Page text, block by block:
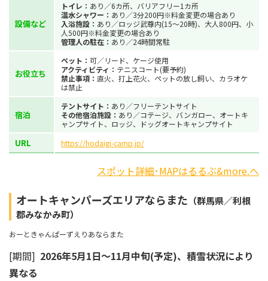
設備など
トイレ： あり／6カ所、バリアフリー1カ所
温水シャワー： あり／3分200円※料金変更の場合あり
入浴施設： あり／ロッジ武尊内(15～20時)、大人800円、小
人500円※料金変更の場合あり
管理人の駐在： あり／24時間常駐
お役立ち
ペット： 可／リード、ケージ使用
アクティビティ： テニスコート(要予約)
禁止事項： 直火、打上花火、ペットの放し飼い、カラオケ
は禁止
宿泊
テントサイト： あり／フリーテントサイト
その他宿泊施設： あり／コテージ、バンガロー、オートキ
ャンプサイト、ロッジ、ドッグオートキャンプサイト
URL https://hodaigi-camp.jp/
スポット詳細･MAPはるるぶ&more.へ
オートキャンパーズエリアならまた （群馬県／利根
郡みなかみ町）
おーときゃんぱーずえりあならまた
[期間] 2026年5月1日～11月中旬(予定)、積雪状況により
異なる